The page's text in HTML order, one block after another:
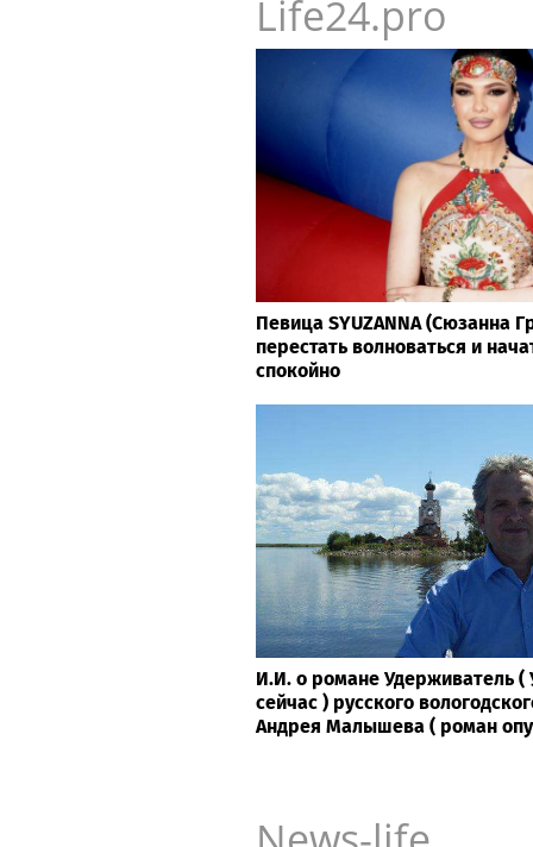
Life24.pro
Певица SYUZANNA (Сюзанна
перестать волноваться и
спокойно
И.И. о романе Удерживатель
сейчас ) русского
Андрея Малышева ( роман